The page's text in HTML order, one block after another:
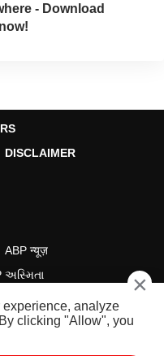
- Download
now!
DISCLAIMER
ABP न्यूज़
અસ્મિતા
ABP நாடு ABP దేశం ×
analyze
clicking "Allow", you